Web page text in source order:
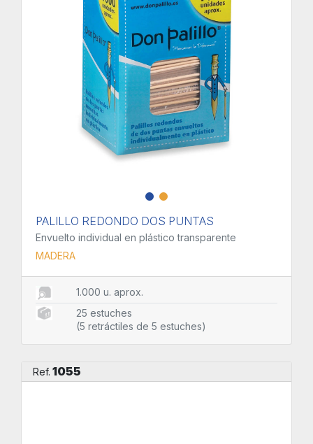
PALILLO REDONDO DOS PUNTAS
Envuelto individual en plástico transparente
MADERA
1.000 u. aprox.
25 estuches
(5 retráctiles de 5 estuches)
Ref. 1055